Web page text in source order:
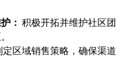
： 积极开拓并维护社区团
定区域销售策略，确保渠道